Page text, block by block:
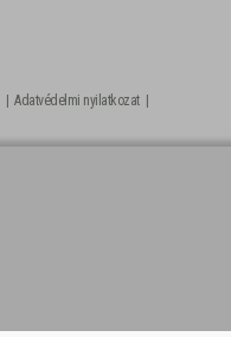
| Adatvédelmi nyilatkozat|